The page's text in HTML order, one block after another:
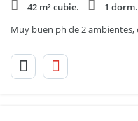
42 m² cubie.
1 dorm.
Muy buen ph de 2